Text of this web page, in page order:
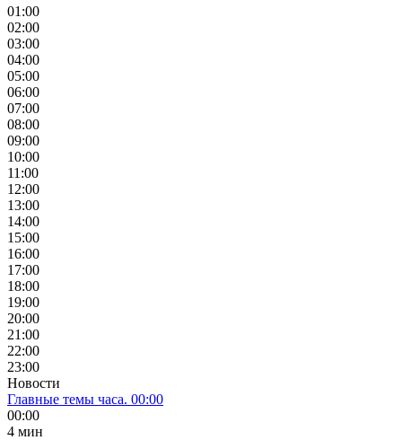
01:00
02:00
03:00
04:00
05:00
06:00
07:00
08:00
09:00
10:00
11:00
12:00
13:00
14:00
15:00
16:00
17:00
18:00
19:00
20:00
21:00
22:00
23:00
Новости
Главные темы часа. 00:00
00:00
4 мин